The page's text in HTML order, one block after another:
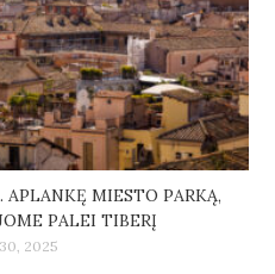
MIESTO PARKĄ,
PALEI TIBERĮ
2025